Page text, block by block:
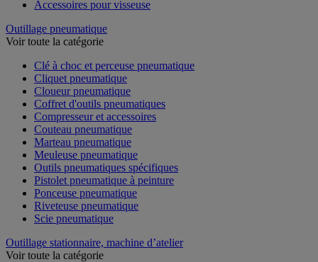
Accessoires pour visseuse
Outillage pneumatique
Voir toute la catégorie
Clé à choc et perceuse pneumatique
Cliquet pneumatique
Cloueur pneumatique
Coffret d'outils pneumatiques
Compresseur et accessoires
Couteau pneumatique
Marteau pneumatique
Meuleuse pneumatique
Outils pneumatiques spécifiques
Pistolet pneumatique à peinture
Ponceuse pneumatique
Riveteuse pneumatique
Scie pneumatique
Outillage stationnaire, machine d’atelier
Voir toute la catégorie